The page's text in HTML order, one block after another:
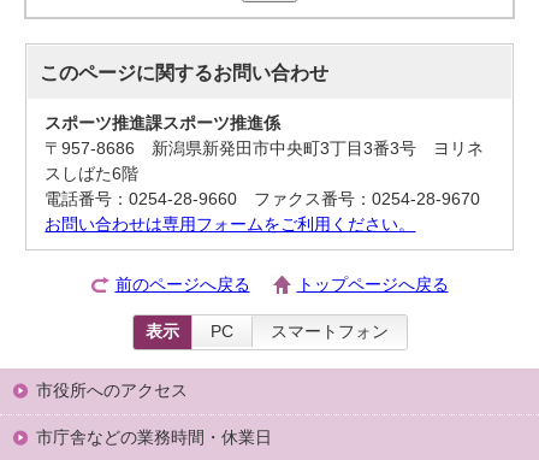
このページに関するお問い合わせ
スポーツ推進課スポーツ推進係
〒957-8686 新潟県新発田市中央町3丁目3番3号 ヨリネ
スしばた6階
電話番号：0254-28-9660 ファクス番号：0254-28-9670
お問い合わせは専用フォームをご利用ください。
前のページへ戻る トップページへ戻る
表示 PC スマートフォン
市役所へのアクセス
市庁舎などの業務時間・休業日